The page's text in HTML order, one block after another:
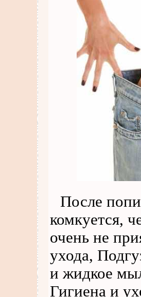
После
комкуется,
очень не
ухода,
и жидкое
Гигиена и